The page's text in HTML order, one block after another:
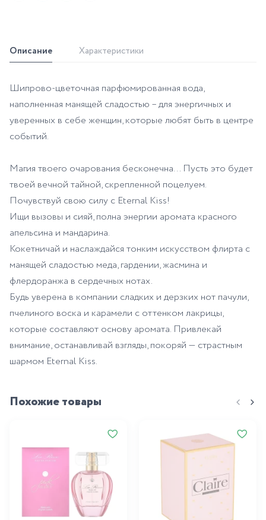
Описание Характеристики
Шипрово-цветочная парфюмированная вода,
наполненная манящей сладостью – для энергичных и
уверенных в себе женщин, которые любят быть в центре
событий.
Магия твоего очарования бесконечна… Пусть это будет
твоей вечной тайной, скрепленной поцелуем.
Почувствуй свою силу с Eternal Kiss!
Ищи вызовы и сияй, полна энергии аромата красного
апельсина и мандарина.
Кокетничай и наслаждайся тонким искусством флирта с
манящей сладостью меда, гардении, жасмина и
флердоранжа в сердечных нотах.
Будь уверена в компании сладких и дерзких нот пачули,
пчелиного воска и карамели с оттенком лакрицы,
которые составляют основу аромата. Привлекай
внимание, останавливай взгляды, покоряй — страстным
шармом Eternal Kiss.
Похожие товары